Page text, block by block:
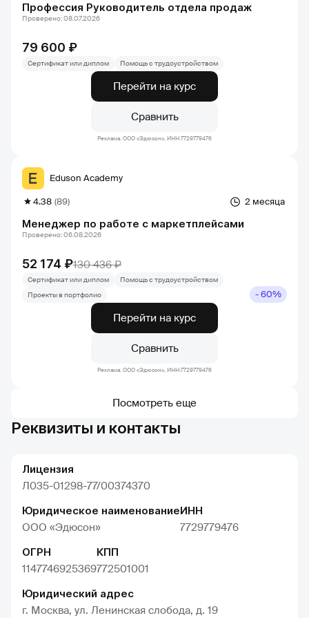
Профессия Руководитель отдела продаж
79 600 ₽
Проверено: 08.07.2026
Сертификат или диплом Помощь с трудоустройством
Перейти на курс
Сравнить
Реклама. ООО «Эдюсон», ИНН:7729779476
Менеджер по работе с маркетплейсами
2 месяца
4.38 (89)
Eduson Academy
52 174 ₽130 436 ₽
Проверено: 06.08.2026
Сертификат или диплом
Помощь с трудоустройством
Проекты в портфолио
- 60%
Перейти на курс
Сравнить
Реклама. ООО «Эдюсон», ИНН:7729779476
Посмотреть еще
Реквизиты и контакты
Лицензия
Л035-01298-77/00374370
Юридическое наименование
ООО «Эдюсон»
ИНН
7729779476
ОГРН
1147746925369
КПП
772501001
Юридический адрес
г. Москва, ул. Ленинская слобода, д. 19